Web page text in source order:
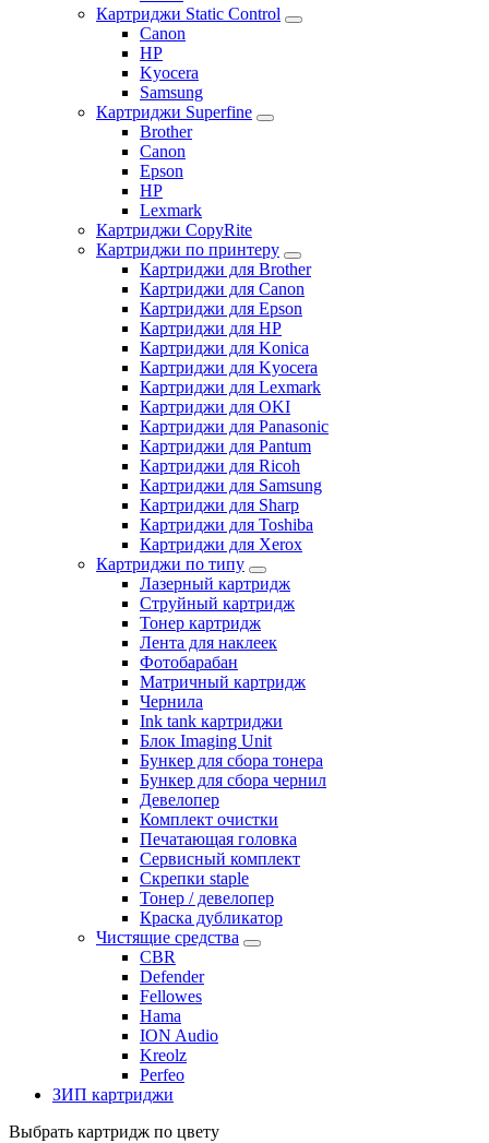
Картриджи Static Control
Canon
HP
Kyocera
Samsung
Картриджи Superfine
Brother
Canon
Epson
HP
Lexmark
Картриджи CopyRite
Картриджи по принтеру
Картриджи для Brother
Картриджи для Canon
Картриджи для Epson
Картриджи для HP
Картриджи для Konica
Картриджи для Kyocera
Картриджи для Lexmark
Картриджи для OKI
Картриджи для Panasonic
Картриджи для Pantum
Картриджи для Ricoh
Картриджи для Samsung
Картриджи для Sharp
Картриджи для Toshiba
Картриджи для Xerox
Картриджи по типу
Лазерный картридж
Струйный картридж
Тонер картридж
Лента для наклеек
Фотобарабан
Матричный картридж
Чернила
Ink tank картриджи
Блок Imaging Unit
Бункер для сбора тонера
Бункер для сбора чернил
Девелопер
Комплект очистки
Печатающая головка
Сервисный комплект
Скрепки staple
Тонер / девелопер
Краска дубликатор
Чистящие средства
CBR
Defender
Fellowes
Hama
ION Audio
Kreolz
Perfeo
ЗИП картриджи
Выбрать картридж по цвету